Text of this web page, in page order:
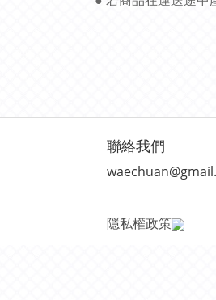
聯絡我們
隱私權政策